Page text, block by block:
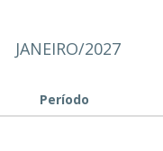
JANEIRO/2027
Período